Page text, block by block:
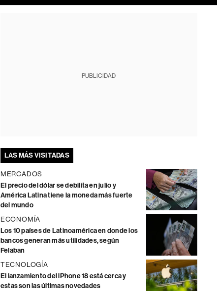
PUBLICIDAD
LAS MÁS VISITADAS
MERCADOS
El precio del dólar se debilita en julio y
América Latina tiene la moneda más fuerte
del mundo
ECONOMÍA
Los 10 países de Latinoamérica en donde los
bancos generan más utilidades, según
Felaban
TECNOLOGÍA
El lanzamiento del iPhone 18 está cerca y
estas son las últimas novedades